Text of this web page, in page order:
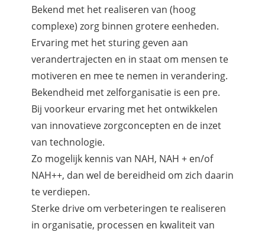
Bekend met het realiseren van (hoog
complexe) zorg binnen grotere eenheden.
Ervaring met het sturing geven aan
verandertrajecten en in staat om mensen te
motiveren en mee te nemen in verandering.
Bekendheid met zelforganisatie is een pre.
Bij voorkeur ervaring met het ontwikkelen
van innovatieve zorgconcepten en de inzet
van technologie.
Zo mogelijk kennis van NAH, NAH + en/of
NAH++, dan wel de bereidheid om zich daarin
te verdiepen.
Sterke drive om verbeteringen te realiseren
in organisatie, processen en kwaliteit van